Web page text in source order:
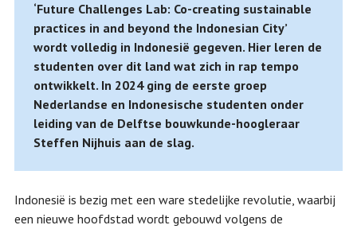
‘Future Challenges Lab: Co-creating sustainable
practices in and beyond the Indonesian City’
wordt volledig in Indonesië gegeven. Hier leren de
studenten over dit land wat zich in rap tempo
ontwikkelt. In 2024 ging de eerste groep
Nederlandse en Indonesische studenten onder
leiding van de Delftse bouwkunde-hoogleraar
Steffen Nijhuis aan de slag.
Indonesië is bezig met een ware stedelijke revolutie, waarbij
een nieuwe hoofdstad wordt gebouwd volgens de